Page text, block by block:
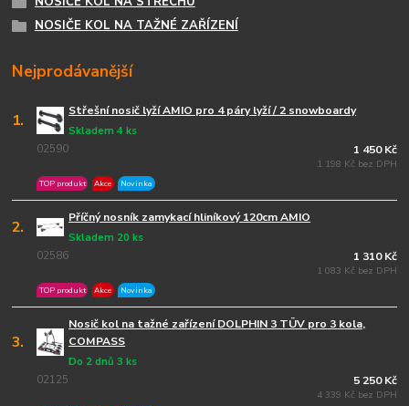
NOSIČE KOL NA TAŽNÉ ZAŘÍZENÍ
Nejprodávanější
1. Střešní nosič lyží AMIO pro 4 páry lyží / 2 snowboardy
02590
Skladem 4 ks
TOP produkt Akce Novinka
1 450 Kč
1 198 Kč bez DPH
2. Příčný nosník zamykací hliníkový 120cm AMIO
02586
Skladem 20 ks
TOP produkt Akce Novinka
1 310 Kč
1 083 Kč bez DPH
3.
Nosič kol na tažné zařízení DOLPHIN 3 TÜV pro 3 kola,
COMPASS
02125
Do 2 dnů 3 ks
5 250 Kč
4 339 Kč bez DPH